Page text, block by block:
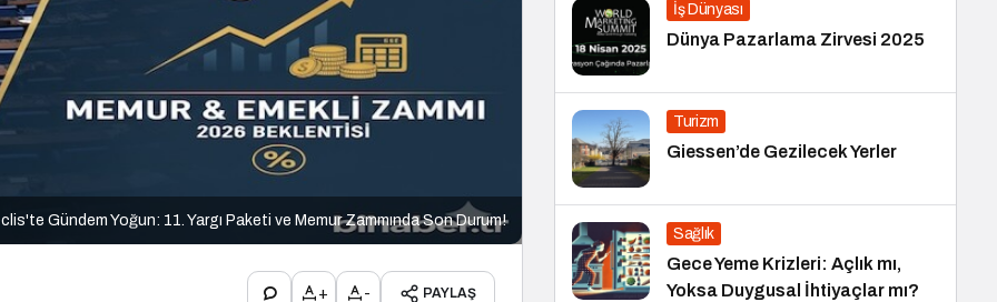
Gündem Yoğun: 11. Yargı Paketi ve Memur Zammında Son Durum!
+ - PAYLAŞ
İş Dünyası
Dünya Pazarlama Zirvesi 2025
Turizm
Giessen’de Gezilecek Yerler
Sağlık
Gece Yeme Krizleri: Açlık mı,
Yoksa Duygusal İhtiyaçlar mı?